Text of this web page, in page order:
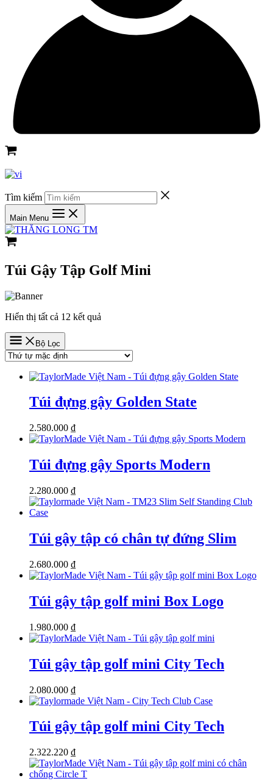
Tìm kiếm
Main Menu
Túi Gậy Tập Golf Mini
Hiển thị tất cả 12 kết quả
Bộ Lọc
Túi đựng gậy Golden State
2.580.000 ₫
Túi đựng gậy Sports Modern
2.280.000 ₫
Túi gậy tập có chân tự đứng Slim
2.680.000 ₫
Túi gậy tập golf mini Box Logo
1.980.000 ₫
Túi gậy tập golf mini City Tech
2.080.000 ₫
Túi gậy tập golf mini City Tech
2.322.220 ₫